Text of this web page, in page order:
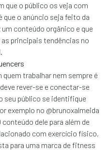
que o público os veja com
que o anúncio seja feito da
conteúdo orgânico e que
principais tendências no
trabalhar nem sempre é
rever-se e conectar-se
seu público se identifique
exemplo no @brunoxalmeida
dele para além de
com exercício físico,
para uma marca de fitness